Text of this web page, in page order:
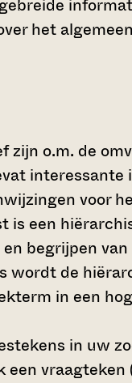
het
zijn o.m. de
voor
is een
begrijpen
wordt de
in een
in uw
een vraagteken